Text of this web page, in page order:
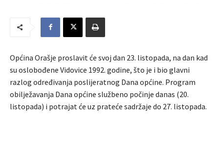
Općina Orašje proslavit će svoj dan 23. listopada, na dan kad
su oslobođene Vidovice 1992. godine, što je i bio glavni
razlog određivanja poslijeratnog Dana općine. Program
obilježavanja Dana općine službeno počinje danas (20.
listopada) i potrajat će uz prateće sadržaje do 27. listopada.